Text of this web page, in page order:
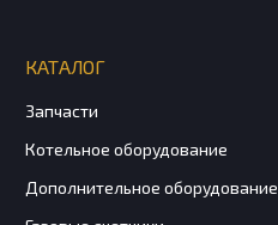
КАТАЛОГ
Запчасти
Котельное оборудование
Дополнительное оборудование